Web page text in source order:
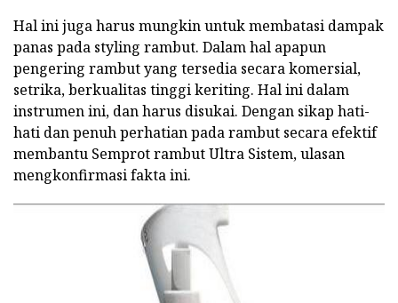
Hal ini juga harus mungkin untuk membatasi dampak
panas pada styling rambut. Dalam hal apapun
pengering rambut yang tersedia secara komersial,
setrika, berkualitas tinggi keriting. Hal ini dalam
instrumen ini, dan harus disukai. Dengan sikap hati-
hati dan penuh perhatian pada rambut secara efektif
membantu Semprot rambut Ultra Sistem, ulasan
mengkonfirmasi fakta ini.